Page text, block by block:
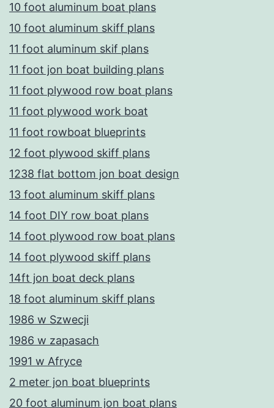
10 foot aluminum boat plans
10 foot aluminum skiff plans
11 foot aluminum skif plans
11 foot jon boat building plans
11 foot plywood row boat plans
11 foot plywood work boat
11 foot rowboat blueprints
12 foot plywood skiff plans
1238 flat bottom jon boat design
13 foot aluminum skiff plans
14 foot DIY row boat plans
14 foot plywood row boat plans
14 foot plywood skiff plans
14ft jon boat deck plans
18 foot aluminum skiff plans
1986 w Szwecji
1986 w zapasach
1991 w Afryce
2 meter jon boat blueprints
20 foot aluminum jon boat plans